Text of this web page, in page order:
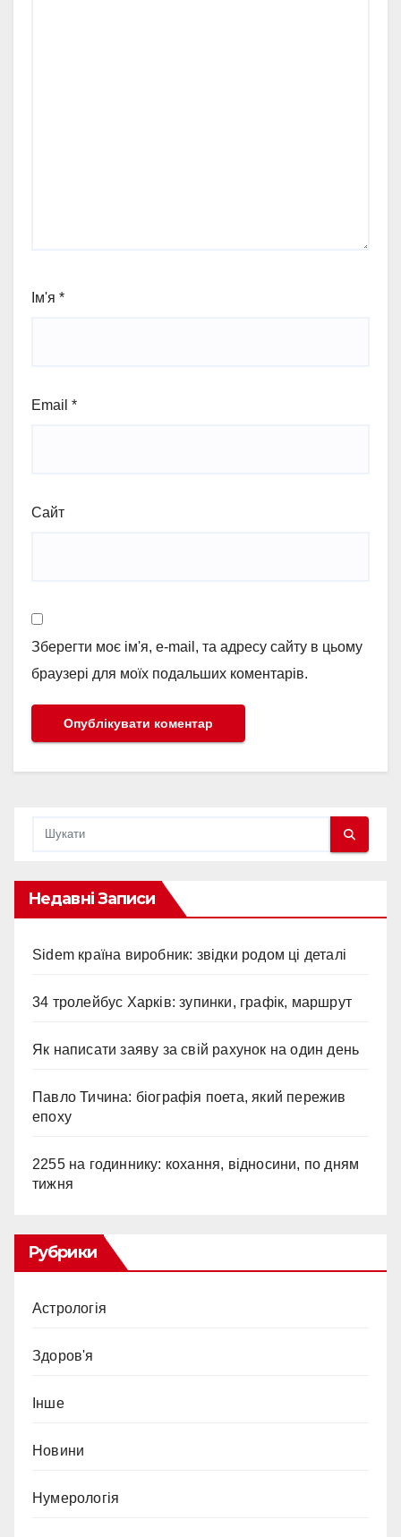
Ім'я *
Email *
Сайт
Зберегти моє ім'я, e-mail, та адресу сайту в цьому
браузері для моїх подальших коментарів.
Недавні Записи
Sidem країна виробник: звідки родом ці деталі
34 тролейбус Харків: зупинки, графік, маршрут
Як написати заяву за свій рахунок на один день
Павло Тичина: біографія поета, який пережив
епоху
2255 на годиннику: кохання, відносини, по дням
тижня
Рубрики
Астрологія
Здоров'я
Інше
Новини
Нумерологія